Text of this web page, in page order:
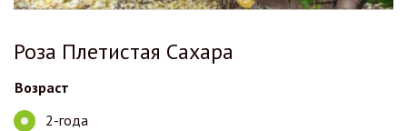
Роза Плетистая Сахара
Возраст
2-года